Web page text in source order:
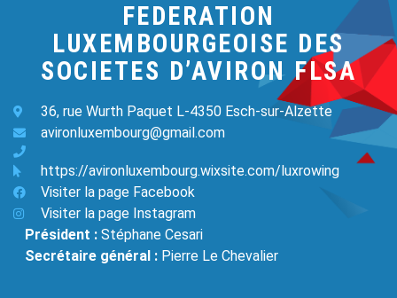
FEDERATION
LUXEMBOURGEOISE DES
SOCIETES D’AVIRON FLSA
36, rue Wurth Paquet L-4350 Esch-sur-Alzette
avironluxembourg@gmail.com
https://avironluxembourg.wixsite.com/luxrowing
Visiter la page Facebook
Visiter la page Instagram
Président : Stéphane Cesari
Secrétaire général : Pierre Le Chevalier